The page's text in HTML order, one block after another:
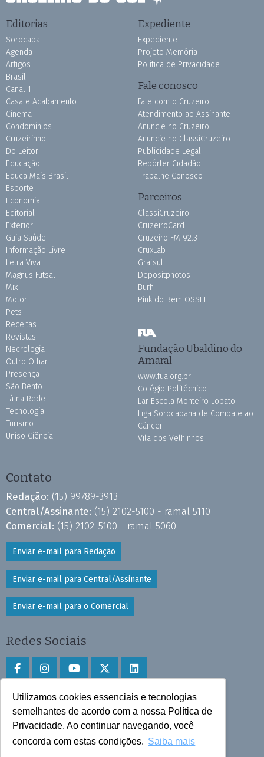
Utilizamos cookies essenciais e tecnologias
semelhantes de acordo com a nossa Política de
Privacidade. Ao continuar navegando, você
concorda com estas condições. Saiba mais
Editorias
Sorocaba
Agenda
Artigos
Brasil
Canal 1
Casa e Acabamento
Cinema
Condomínios
Cruzeirinho
Do Leitor
Educação
Educa Mais Brasil
Esporte
Economia
Editorial
Exterior
Guia Saúde
Informação Livre
Letra Viva
Magnus Futsal
Mix
Motor
Pets
Receitas
Revistas
Necrologia
Outro Olhar
Presença
São Bento
Tá na Rede
Tecnologia
Turismo
Uniso Ciência
Expediente
Expediente
Projeto Memória
Política de Privacidade
Fale conosco
Fale com o Cruzeiro
Atendimento ao Assinante
Anuncie no Cruzeiro
Anuncie no ClassiCruzeiro
Publicidade Legal
Repórter Cidadão
Trabalhe Conosco
Parceiros
ClassiCruzeiro
CruzeiroCard
Cruzeiro FM 92.3
CruxLab
Grafsul
Depositphotos
Burh
Pink do Bem OSSEL
Fundação Ubaldino do
Amaral
www.fua.org.br
Colégio Politécnico
Lar Escola Monteiro Lobato
Liga Sorocabana de Combate ao
Câncer
Vila dos Velhinhos
Contato
Redação: (15) 99789-3913
Central/Assinante: (15) 2102-5100 - ramal 5110
Comercial: (15) 2102-5100 - ramal 5060
Enviar e-mail para Redação
Enviar e-mail para Central/Assinante
Enviar e-mail para o Comercial
Redes Sociais
Faça download do aplicativo
Play Store e App Store